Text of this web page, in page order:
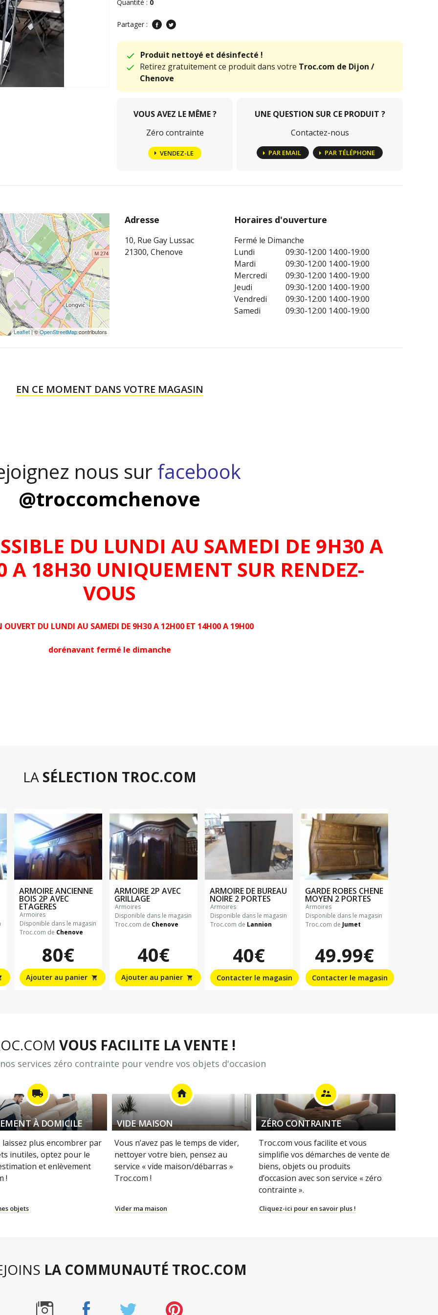
Quantité : 0
Partager :
Produit nettoyé et désinfecté !
Retirez gratuitement ce produit dans votre Troc.com de Dijon /
Chenove
VOUS AVEZ LE MÊME ?
Zéro contrainte
VENDEZ-LE
UNE QUESTION SUR CE PRODUIT ?
Contactez-nous
PAR EMAIL PAR TÉLÉPHONE
Leaflet| ©OpenStreetMapcontributors
Adresse
10, Rue Gay Lussac
21300, Chenove
Horaires d'ouverture
Fermé le Dimanche
Lundi
09:30-12:00 14:00-19:00
Mardi
09:30-12:00 14:00-19:00
Mercredi
09:30-12:00 14:00-19:00
Jeudi
09:30-12:00 14:00-19:00
Vendredi
09:30-12:00 14:00-19:00
Samedi
09:30-12:00 14:00-19:00
EN CE MOMENT DANS VOTRE MAGASIN
nous sur facebook
@troccomchenove
DU LUNDI AU SAMEDI DE 9H30 A
A 18H30 UNIQUEMENT SUR RENDEZ-
VOUS
OUVERT DU LUNDI AU SAMEDI DE 9H30 A 12H00 ET 14H00 A 19H00
dorénavant fermé le dimanche
LA SÉLECTION TROC.COM
ARMOIRE ANCIENNE
BOIS 2P AVEC
ETAGERES
armoires
Disponible dans le magasin
Troc.com de Chenove
80€
Ajouter au panier shopping_cart
ARMOIRE 2P AVEC
GRILLAGE
armoires
Disponible dans le magasin
Troc.com de Chenove
40€
Ajouter au panier shopping_cart
ARMOIRE DE BUREAU
NOIRE 2 PORTES
armoires
Disponible dans le magasin
Troc.com de Lannion
40€
Contacter le magasin
GARDE ROBES CHENE
MOYEN 2 PORTES
armoires
Disponible dans le magasin
Troc.com de Jumet
49.99€
Contacter le magasin
VOUS FACILITE LA VENTE !
services zéro contrainte pour vendre vos objets d'occasion
local_shipping
À DOMICILE
laissez plus encombrer par
inutiles, optez pour le
et enlèvement
!
objets
home
VIDE MAISON
Vous n’avez pas le temps de vider,
nettoyer votre bien, pensez au
service « vide maison/débarras »
Troc.com !
Vider ma maison
supervisor_account
ZÉRO CONTRAINTE
Troc.com vous facilite et vous
simplifie vos démarches de vente de
biens, objets ou produits
d’occasion avec son service « zéro
contrainte ».
Cliquez-ici pour en savoir plus !
LA COMMUNAUTÉ TROC.COM